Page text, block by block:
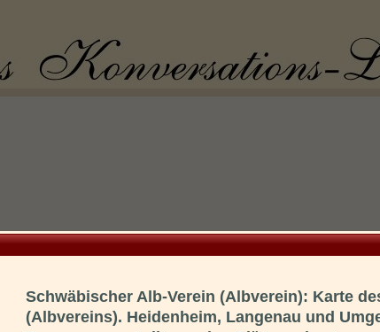
Schwäbischer Alb-Verein (Albverein): Karte
(Albvereins). Heidenheim, Langenau und